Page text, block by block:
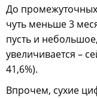
До
чуть меньше 3
пусть и
увеличивается –
41,6%).
Впрочем, сухие